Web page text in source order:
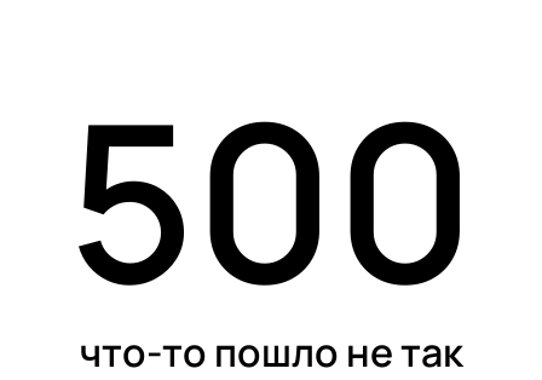
500
что-то пошло не так